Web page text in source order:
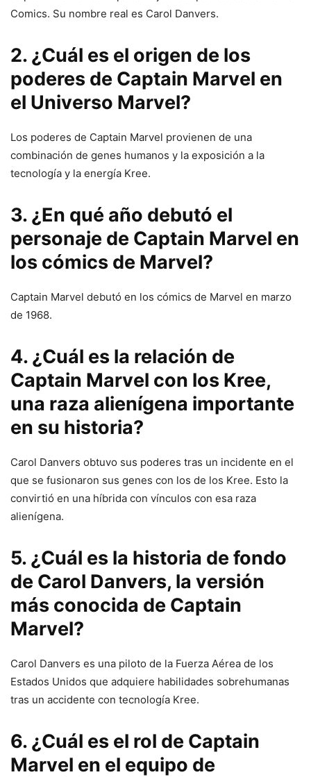
Comics. Su nombre real es Carol Danvers.
2. ¿Cuál es el origen de los
poderes de Captain Marvel en
el Universo Marvel?
Los poderes de Captain Marvel provienen de una
combinación de genes humanos y la exposición a la
tecnología y la energía Kree.
3. ¿En qué año debutó el
personaje de Captain Marvel en
los cómics de Marvel?
Captain Marvel debutó en los cómics de Marvel en marzo
de 1968.
4. ¿Cuál es la relación de
Captain Marvel con los Kree,
una raza alienígena importante
en su historia?
Carol Danvers obtuvo sus poderes tras un incidente en el
que se fusionaron sus genes con los de los Kree. Esto la
convirtió en una híbrida con vínculos con esa raza
alienígena.
5. ¿Cuál es la historia de fondo
de Carol Danvers, la versión
más conocida de Captain
Marvel?
Carol Danvers es una piloto de la Fuerza Aérea de los
Estados Unidos que adquiere habilidades sobrehumanas
tras un accidente con tecnología Kree.
6. ¿Cuál es el rol de Captain
Marvel en el equipo de